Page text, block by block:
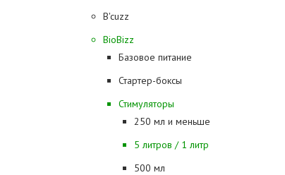
B'cuzz
BioBizz
Базовое питание
Стартер-боксы
Стимуляторы
250 мл и меньше
5 литров / 1 литр
500 мл